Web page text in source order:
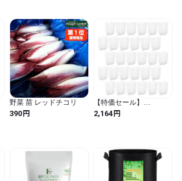
野菜 苗 レッドチコリ
390円
【特価セール】
RUNROTOO 150個 白色
不織布製の苗床用栽培袋
に抑え 家庭やプロの園
芸で使える環境に優しい
生分解性苗床バッグ (ホ
ワイト /
2,164円